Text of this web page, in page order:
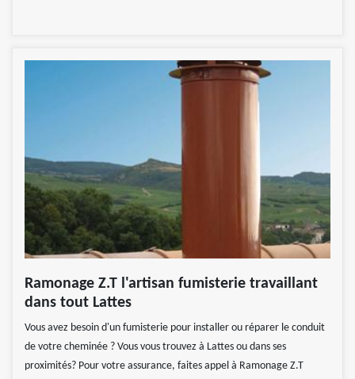
Ramonage Z.T l'artisan fumisterie travaillant
dans tout Lattes
Vous avez besoin d'un fumisterie pour installer ou réparer le conduit
de votre cheminée ? Vous vous trouvez à Lattes ou dans ses
proximités? Pour votre assurance, faites appel à Ramonage Z.T